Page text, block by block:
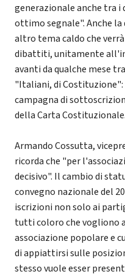
generazionale anche tra
ottimo segnale". Anche la
altro tema caldo che
dibattiti, unitamente
avanti da qualche mese
"Italiani, di
campagna di
della Carta Costituzionale.
Armando Cossutta,
ricorda che "per
decisivo". Il cambio di
convegno nazionale del
iscrizioni non solo ai
tutti coloro che vogliono
associazione popolare e
di appiattirsi sulle
stesso vuole esser